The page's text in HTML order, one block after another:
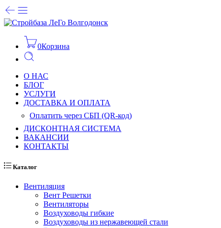
0Корзина
О НАС
БЛОГ
УСЛУГИ
ДОСТАВКА И ОПЛАТА
Оплатить через СБП (QR-код)
ДИСКОНТНАЯ СИСТЕМА
ВАКАНСИИ
КОНТАКТЫ
Каталог
Вентиляция
Вент Решетки
Вентиляторы
Воздуховоды гибкие
Воздуховоды из нержавеющей стали